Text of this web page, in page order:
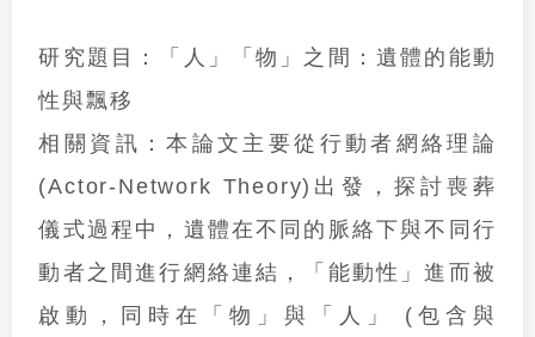
研究題目：
「人」「物」之間：遺體的能動
性與飄移
相關資訊：本論文主要從行動者網絡理論
(Actor-Network Theory)出發，探討喪葬
儀式過程中，遺體在不同的脈絡下與不同行
動者之間進行網絡連結，「能動性」進而被
啟動，同時在「物」與「人」 (包含與